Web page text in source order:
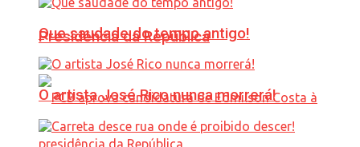
Presidência da República
Que saudade do tempo antigo!
O artista José Rico nunca morrerá!